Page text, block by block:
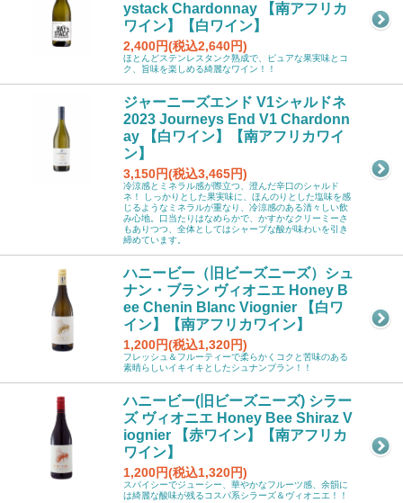
ystack Chardonnay 【南アフリカ
ワイン】【白ワイン】
2,400円(税込2,640円)
ほとんどステンレスタンク熟成で、ピュアな果実味とコ
ク、旨味を楽しめる綺麗なワイン！！
ジャーニーズエンド V1シャルドネ
2023 Journeys End V1 Chardonn
ay 【白ワイン】【南アフリカワイ
ン】
3,150円(税込3,465円)
冷涼感とミネラル感が際立つ、澄んだ辛口のシャルド
ネ！ しっかりとした果実味に、ほんのりとした塩味を感
じるようなミネラルが重なり、冷涼感のある清々しい飲
み心地。口当たりはなめらかで、かすかなクリーミーさ
もありつつ、全体としてはシャープな酸が味わいを引き
締めています。
ハニービー（旧ビーズニーズ）シュ
ナン・ブラン ヴィオニエ Honey B
ee Chenin Blanc Viognier 【白ワ
イン】【南アフリカワイン】
1,200円(税込1,320円)
フレッシュ＆フルーティーで柔らかくコクと苦味のある
素晴らしいイキイキとしたシュナンブラン！！
ハニービー(旧ビーズニーズ) シラー
ズ ヴィオニエ Honey Bee Shiraz V
iognier 【赤ワイン】【南アフリカ
ワイン】
1,200円(税込1,320円)
スパイシーでジューシー、華やかなフルーツ感、余韻に
は綺麗な酸味が残るコスパ系シラーズ＆ヴィオニエ！！